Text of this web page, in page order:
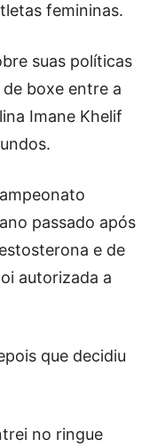
femininas.
suas políticas
boxe entre a
Imane Khelif
passado após
e de
autorizada a
que decidiu
no ringue